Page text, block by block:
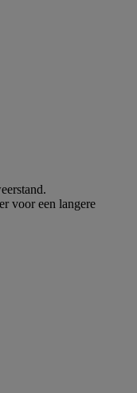
voor een langere